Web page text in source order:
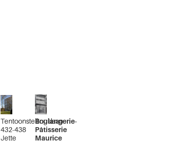
Tentoonstellingslaan
432-438
Jette
Boulangerie-
Pâtisserie
Maurice